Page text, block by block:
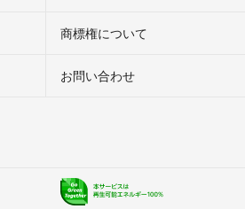
商標権について
お問い合わせ